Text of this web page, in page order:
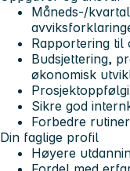
Måneds-/
Rapportering til
Budsjettering,
økonomisk
Sikre god
Forbedre
Din faglige profil
Høyere